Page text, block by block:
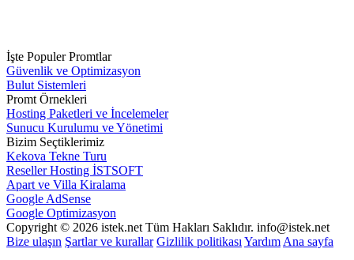
İşte Populer Promtlar
Güvenlik ve Optimizasyon
Bulut Sistemleri
Promt Örnekleri
Hosting Paketleri ve İncelemeler
Sunucu Kurulumu ve Yönetimi
Bizim Seçtiklerimiz
Kekova Tekne Turu
Reseller Hosting İSTSOFT
Apart ve Villa Kiralama
Google AdSense
Google Optimizasyon
Copyright © 2026 istek.net Tüm Hakları Saklıdır. info@istek.net
Bize ulaşın Şartlar ve kurallar Gizlilik politikası Yardım Ana sayfa